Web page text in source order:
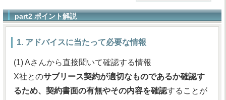
part2 ポイント解説
1. アドバイスに当たって必要な情報
(1) Aさんから直接聞いて確認する情報
X社とのサブリース契約が適切なものであるか確認す
るため、契約書面の有無やその内容を確認することが